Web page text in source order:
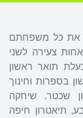
את כל משפחתם
בחיפה כאחות צעירה לשני
תואר ראשון
בספרות וחינוך
שכטר. שיחקה
תיאטרון חיפה